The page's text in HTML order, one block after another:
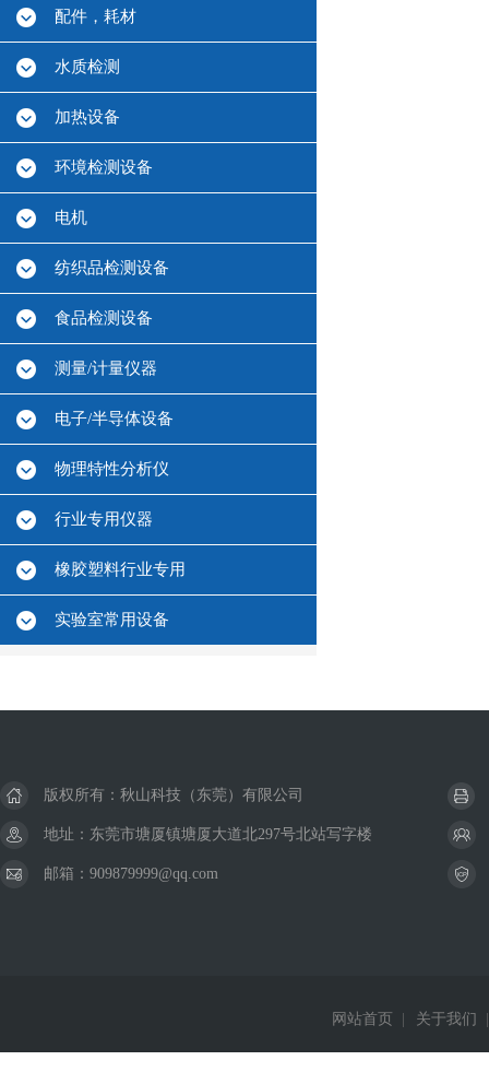
配件，耗材
水质检测
加热设备
环境检测设备
电机
纺织品检测设备
食品检测设备
测量/计量仪器
电子/半导体设备
物理特性分析仪
行业专用仪器
橡胶塑料行业专用
实验室常用设备
版权所有：秋山科技（东莞）有限公司
地址：东莞市塘厦镇塘厦大道北297号北站写字楼
邮箱：909879999@qq.com
网站首页 关于我们